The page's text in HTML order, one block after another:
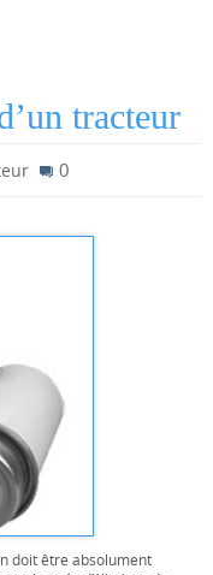
tracteur
0
doit être absolument